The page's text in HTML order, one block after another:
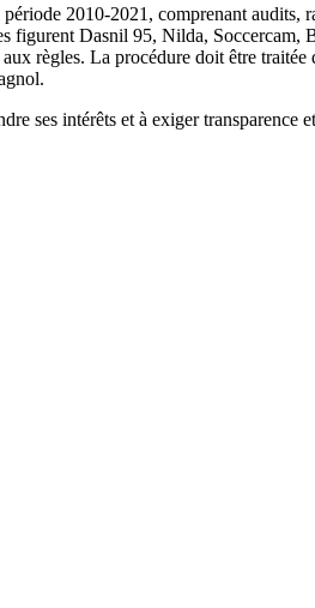
2010-2021, comprenant
figurent Dasnil 95, Nilda,
règles. La procédure doit être
ses intérêts et à exiger transparence